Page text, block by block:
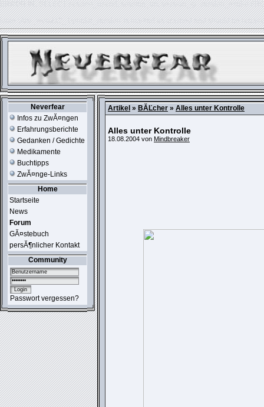
ERROR IN:SELECT session_userid, session_url, session_ip, session_expire
table './usr_web212_1/phpkit_session' is marked as crashed and should be
Neverfear
Infos zu ZwĂ¤ngen
Erfahrungsberichte
Gedanken / Gedichte
Medikamente
Buchtipps
ZwĂ¤nge-Links
Home
Startseite
News
Forum
GĂ¤stebuch
persĂ¶nlicher Kontakt
Community
Passwort vergessen?
Artikel » BĂĽcher » Alles unter Kontrolle
Alles unter Kontrolle
18.08.2004 von Mindbreaker